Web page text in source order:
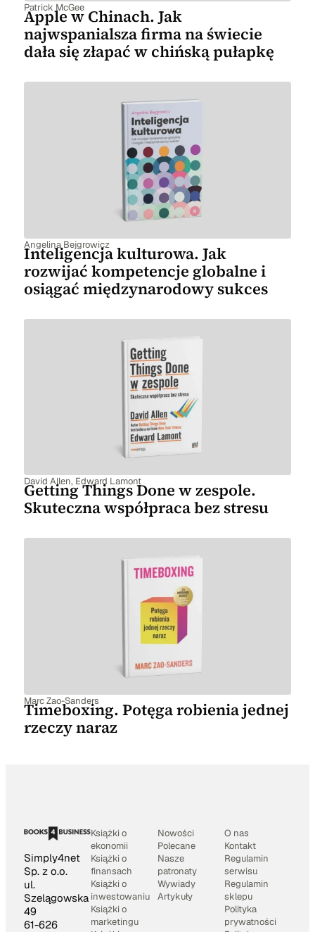
Patrick McGee
Apple w Chinach. Jak
najwspanialsza firma na świecie
dała się złapać w chińską pułapkę
Angelina Bejgrowicz
Inteligencja kulturowa. Jak
rozwijać kompetencje globalne i
osiągać międzynarodowy sukces
David Allen, Edward Lamont
Getting Things Done w zespole.
Skuteczna współpraca bez stresu
Marc Zao-Sanders
Timeboxing. Potęga robienia jednej
rzeczy naraz
Simply4net
Sp. z o.o.
ul.
Szelągowska
49
61-626
Książki o
ekonomii
Książki o
finansach
Książki o
inwestowaniu
Książki o
marketingu
Nowości
Polecane
Nasze
patronaty
Wywiady
Artykuły
O nas
Kontakt
Regulamin
serwisu
Regulamin
sklepu
Polityka
prywatności